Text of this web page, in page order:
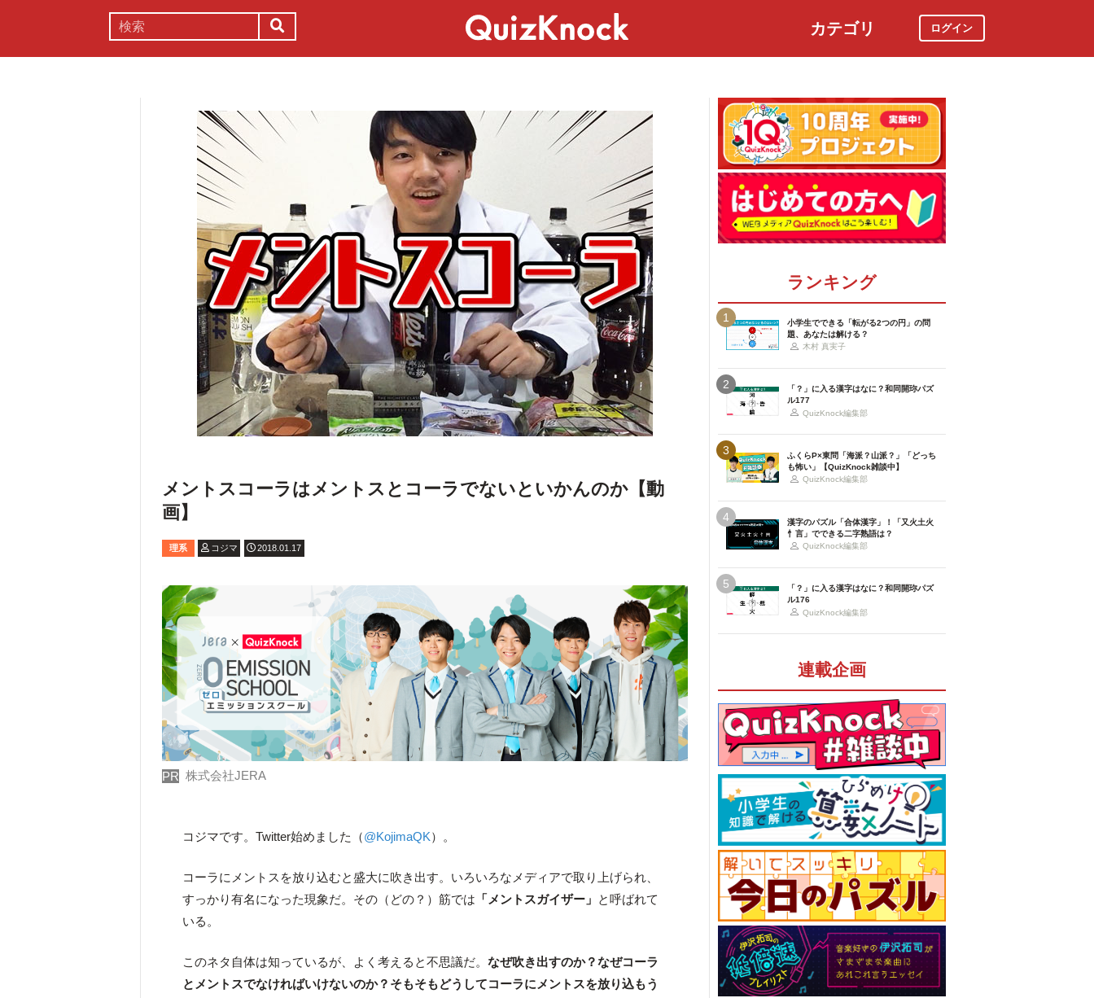
カテゴリ ログイン
メントスコーラはメントスとコーラでないといかんのか【動
画】
理系 コジマ 2018.01.17
PR 株式会社JERA
コジマです。Twitter始めました（@KojimaQK）。
コーラにメントスを放り込むと盛大に吹き出す。いろいろなメディアで取り上げられ、
すっかり有名になった現象だ。その（どの？）筋では 「メントスガイザー」 と呼ばれて
いる。
このネタ自体は知っているが、よく考えると不思議だ。なぜ吹き出すのか？なぜコーラ
とメントスでなければいけないのか？そもそもどうしてコーラにメントスを放り込もう
ランキング
1
小学生でできる「転がる2つの円」の問
題、あなたは解ける？
木村 真実子
2
「？」に入る漢字はなに？和同開珎パズ
ル177
QuizKnock編集部
3
ふくらP×東問「海派？山派？」「どっち
も怖い」【QuizKnock雑談中】
QuizKnock編集部
4
漢字のパズル「合体漢字」！「又火土火
忄言」でできる二字熟語は？
QuizKnock編集部
5
「？」に入る漢字はなに？和同開珎パズ
ル176
QuizKnock編集部
連載企画